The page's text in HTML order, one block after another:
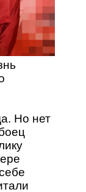
Но нет